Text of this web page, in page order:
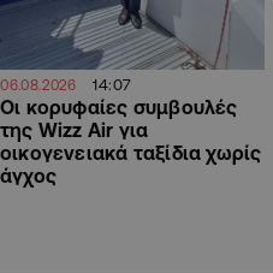
06.08.2026 14:07
Οι κορυφαίες συμβουλές
της Wizz Air για
οικογενειακά ταξίδια χωρίς
άγχος